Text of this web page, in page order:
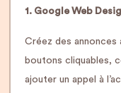
1. Google Web
Créez des annonces
boutons cliquables,
ajouter un appel à